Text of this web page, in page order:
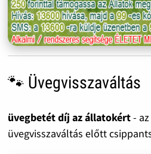
🐾 Üvegvisszaváltás
üvegbetét díj az állatokért- az
üvegvisszaváltás előtt